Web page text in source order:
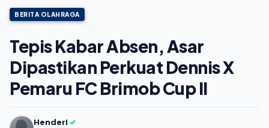
BERITA OLAHRAGA
Tepis Kabar Absen, Asar
Dipastikan Perkuat Dennis X
Pemaru FC Brimob Cup II
Henderi ✓